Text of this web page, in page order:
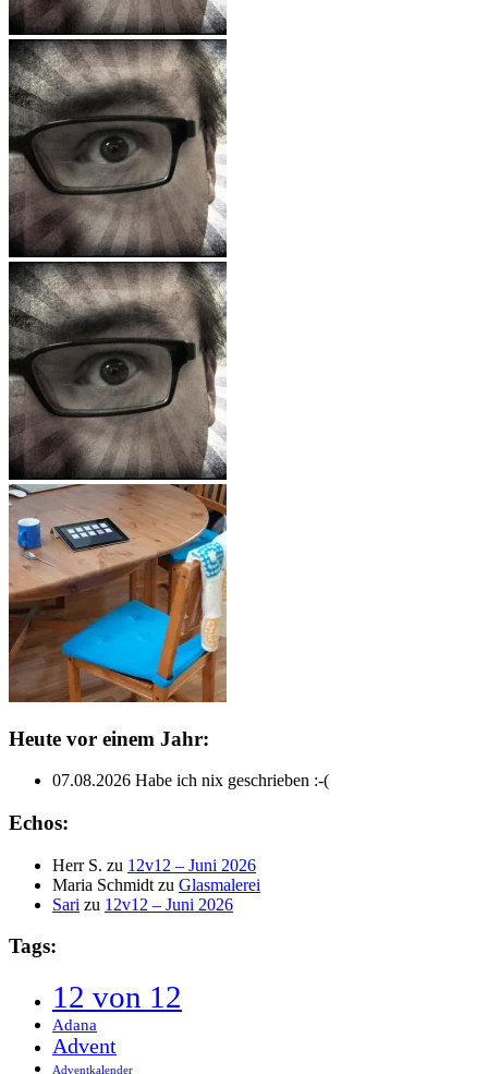
Heute vor einem Jahr:
07.08.2026 Habe ich nix geschrieben :-(
Echos:
Herr S. zu 12v12 – Juni 2026
Maria Schmidt zu Glasmalerei
Sari zu 12v12 – Juni 2026
Tags:
12 von 12
Adana
Advent
Adventkalender